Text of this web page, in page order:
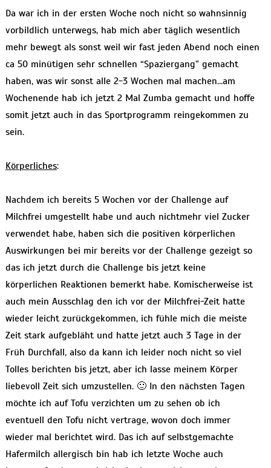
Da war ich in der ersten Woche noch nicht so wahnsinnig
vorbildlich unterwegs, hab mich aber täglich wesentlich
mehr bewegt als sonst weil wir fast jeden Abend noch einen
ca 50 minütigen sehr schnellen “Spaziergang” gemacht
haben, was wir sonst alle 2-3 Wochen mal machen…am
Wochenende hab ich jetzt 2 Mal Zumba gemacht und hoffe
somit jetzt auch in das Sportprogramm reingekommen zu
sein.
Körperliches:
Nachdem ich bereits 5 Wochen vor der Challenge auf
Milchfrei umgestellt habe und auch nichtmehr viel Zucker
verwendet habe, haben sich die positiven körperlichen
Auswirkungen bei mir bereits vor der Challenge gezeigt so
das ich jetzt durch die Challenge bis jetzt keine
körperlichen Reaktionen bemerkt habe. Komischerweise ist
auch mein Ausschlag den ich vor der Milchfrei-Zeit hatte
wieder leicht zurückgekommen, ich fühle mich die meiste
Zeit stark aufgebläht und hatte jetzt auch 3 Tage in der
Früh Durchfall, also da kann ich leider noch nicht so viel
Tolles berichten bis jetzt, aber ich lasse meinem Körper
liebevoll Zeit sich umzustellen. 🙂 In den nächsten Tagen
möchte ich auf Tofu verzichten um zu sehen ob ich
eventuell den Tofu nicht vertrage, wovon doch immer
wieder mal berichtet wird. Das ich auf selbstgemachte
Hafermilch allergisch bin hab ich letzte Woche auch